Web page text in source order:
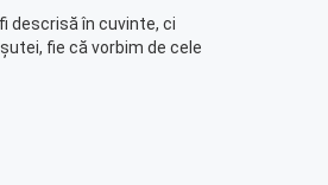
descrisă în cuvinte, ci
fie că vorbim de cele